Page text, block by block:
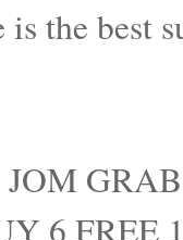
is the best
6 FREE